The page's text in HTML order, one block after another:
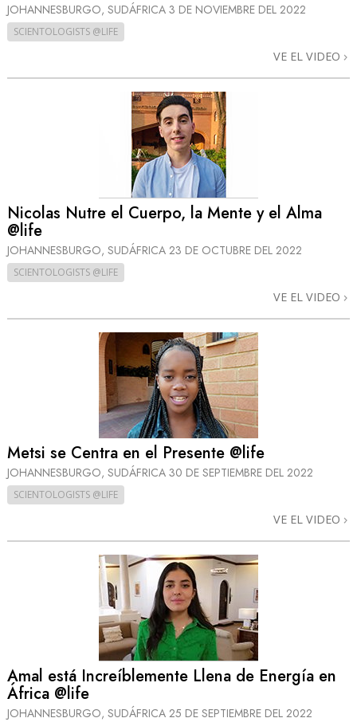
JOHANNESBURGO, SUDÁFRICA 3 DE NOVIEMBRE DEL 2022
SCIENTOLOGISTS @LIFE
VE EL VIDEO
Nicolas Nutre el Cuerpo, la Mente y el Alma
@life
JOHANNESBURGO, SUDÁFRICA 23 DE OCTUBRE DEL 2022
SCIENTOLOGISTS @LIFE
VE EL VIDEO
Metsi se Centra en el Presente @life
JOHANNESBURGO, SUDÁFRICA 30 DE SEPTIEMBRE DEL 2022
SCIENTOLOGISTS @LIFE
VE EL VIDEO
Amal está Increíblemente Llena de Energía en
África @life
JOHANNESBURGO, SUDÁFRICA 25 DE SEPTIEMBRE DEL 2022